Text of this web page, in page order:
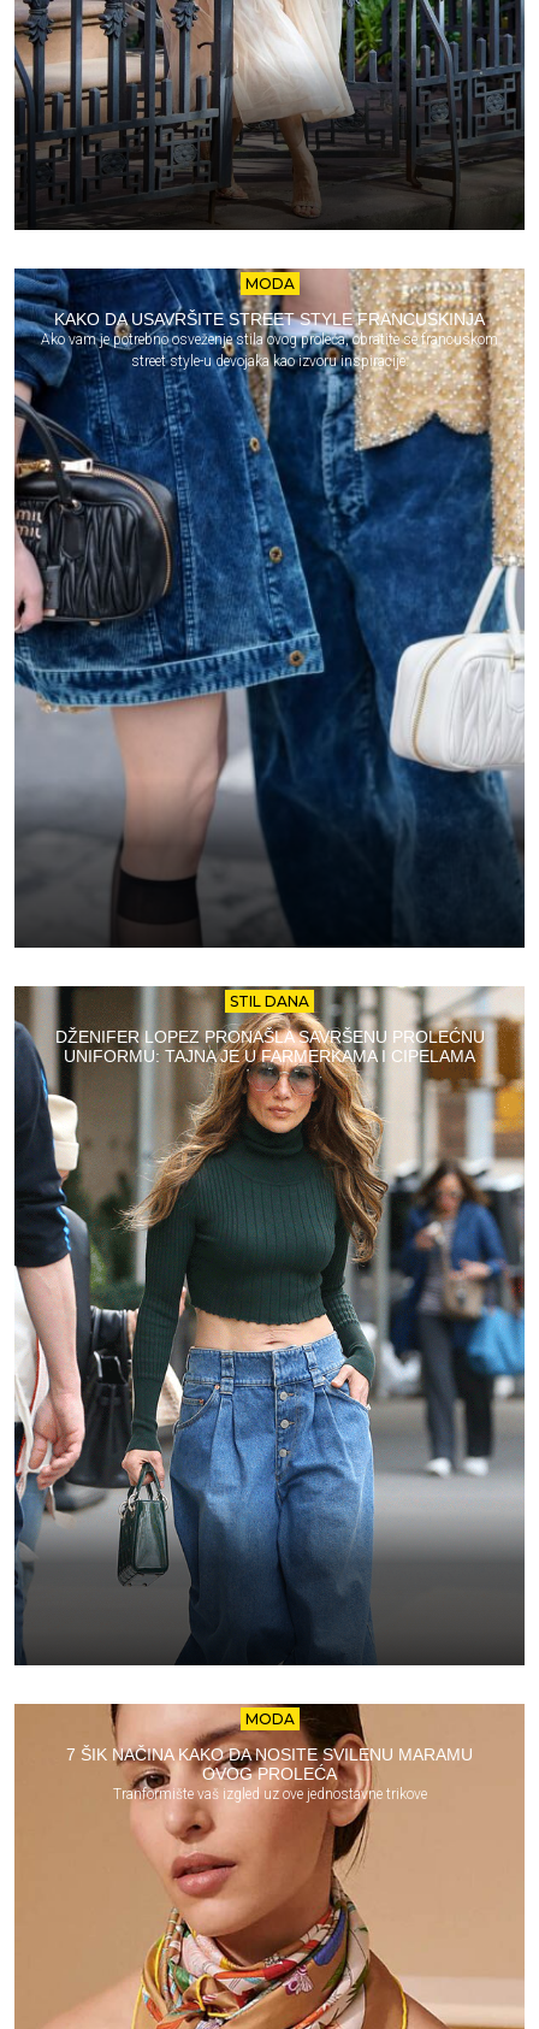
MODA
KAKO DA USAVRŠITE STREET STYLE FRANCUSKINJA
Ako vam je potrebno osveženje stila ovog proleća, obratite se francuskom
street style-u devojaka kao izvoru inspiracije.
STIL DANA
DŽENIFER LOPEZ PRONAŠLA SAVRŠENU PROLEĆNU
UNIFORMU: TAJNA JE U FARMERKAMA I CIPELAMA
MODA
7 ŠIK NAČINA KAKO DA NOSITE SVILENU MARAMU
OVOG PROLEĆA
Tranformište vaš izgled uz ove jednostavne trikove